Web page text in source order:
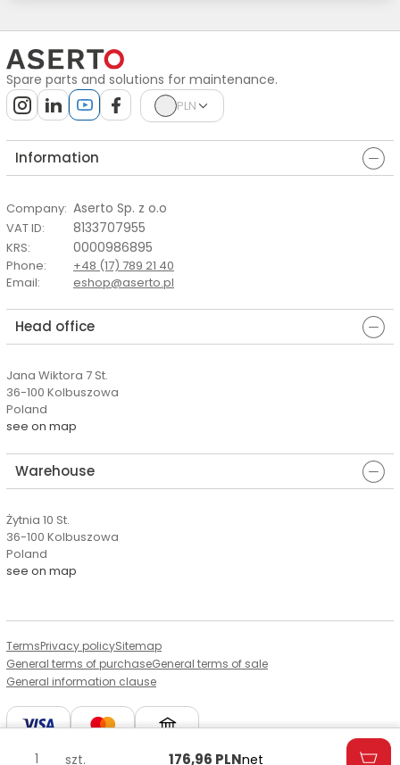
szt. 176,96 PLNnet
Spare parts and solutions for maintenance.
PLN
Information
Company: Aserto Sp. z o.o
VAT ID: 8133707955
KRS: 0000986895
Phone:
+48 (17) 789 21 40
Email: eshop@aserto.pl
Head office
Jana Wiktora 7 St.
36-100 Kolbuszowa
Poland
see on map
Warehouse
Żytnia 10 St.
36-100 Kolbuszowa
Poland
see on map
TermsPrivacy policySitemap
General terms of purchaseGeneral terms of sale
General information clause